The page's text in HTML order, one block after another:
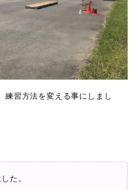
練習方法を変える事にしまし
た。